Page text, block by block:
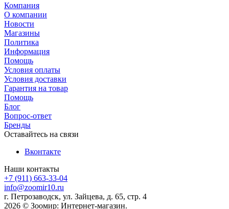
Компания
О компании
Новости
Магазины
Политика
Информация
Помощь
Условия оплаты
Условия доставки
Гарантия на товар
Помощь
Блог
Вопрос-ответ
Бренды
Оставайтесь на связи
Вконтакте
Наши контакты
+7 (911) 663-33-04
info@zoomir10.ru
г. Петрозаводск, ул. Зайцева, д. 65, стр. 4
2026 © Зоомир: Интернет-магазин.